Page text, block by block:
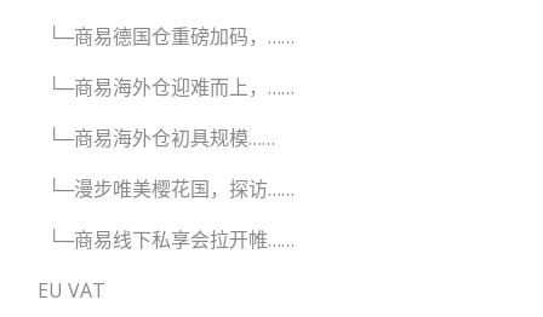
└─商易德国仓重磅加码，……
└─商易海外仓迎难而上，……
└─商易海外仓初具规模……
└─漫步唯美樱花国，探访……
└─商易线下私享会拉开帷……
EU VAT